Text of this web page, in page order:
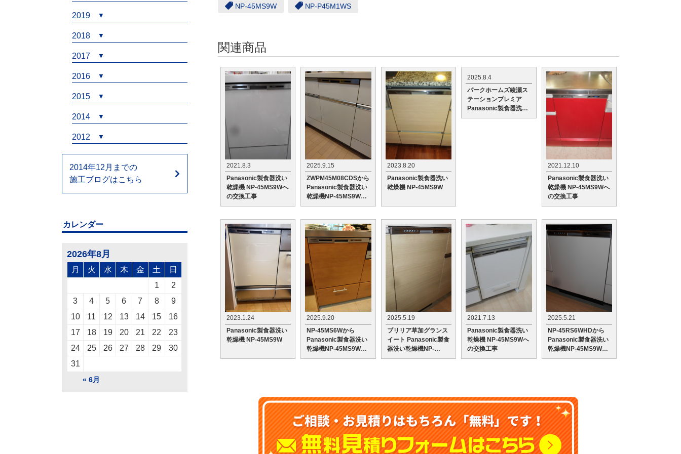
NP-45MS9W NP-P45M1WS
関連商品
2021.8.3
Panasonic製食器洗い
乾燥機 NP-45MS9Wへ
の交換工事
2025.9.15
ZWPM45M08CDSから
Panasonic製食器洗い
乾燥機NP-45MS9Wへ
の交換工事
2023.8.20
Panasonic製食器洗い
乾燥機 NP-45MS9W
2025.8.4
パークホームズ綾瀬ス
テーションプレミア
Panasonic製食器洗い
乾燥機NP-45MS9Wへ
2021.12.10
Panasonic製食器洗い
乾燥機 NP-45MS9Wへ
の交換工事
2023.1.24
Panasonic製食器洗い
乾燥機 NP-45MS9W
2025.9.20
NP-45MS6Wから
Panasonic製食器洗い
乾燥機NP-45MS9Wへ
の交換工事
2025.5.19
ブリリア草加グランス
イート Panasonic製食
器洗い乾燥機NP-
45MS9Wへの交換工事
2021.7.13
Panasonic製食器洗い
乾燥機 NP-45MS9Wへ
の交換工事
2025.5.21
NP-45RS6WHDから
Panasonic製食器洗い
乾燥機NP-45MS9Wへ
の交換工事
2019
2018
2017
2016
2015
2014
2012
2014年12月までの
施工ブログはこちら
カレンダー
2026年8月
月 火 水 木 金 土 日
« 6月
1
2
3
4 5 6 7 8
9
10
11 12 13 14 15
16
17
18 19 20 21 22
23
24
25 26 27 28 29
30
31